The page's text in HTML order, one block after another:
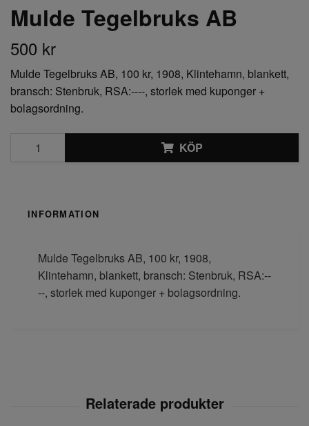
Mulde Tegelbruks AB
500 kr
Mulde Tegelbruks AB, 100 kr, 1908, Klintehamn, blankett,
bransch: Stenbruk, RSA:----, storlek med kuponger +
bolagsordning.
KÖP
INFORMATION
Mulde Tegelbruks AB, 100 kr, 1908,
Klintehamn, blankett, bransch: Stenbruk, RSA:--
--, storlek med kuponger + bolagsordning.